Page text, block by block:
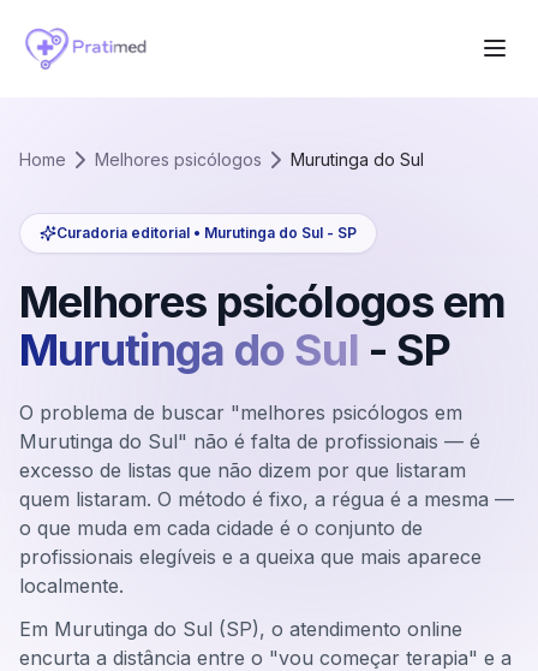
Home Melhores psicólogos Murutinga do Sul
Curadoria editorial • Murutinga do Sul - SP
Melhores psicólogos em
Murutinga do Sul - SP
O problema de buscar "melhores psicólogos em
Murutinga do Sul" não é falta de profissionais — é
excesso de listas que não dizem por que listaram
quem listaram. O método é fixo, a régua é a mesma —
o que muda em cada cidade é o conjunto de
profissionais elegíveis e a queixa que mais aparece
localmente.
Em Murutinga do Sul (SP), o atendimento online
encurta a distância entre o "vou começar terapia" e a